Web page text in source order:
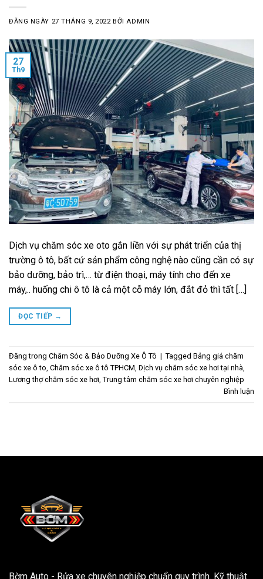
ĐĂNG NGÀY 27 THÁNG 9, 2022BỞIADMIN
27
Th9
Dịch vụ chăm sóc xe oto gắn liền với sự phát triển của thị
trường ô tô, bất cứ sản phẩm công nghệ nào cũng cần có sự
bảo dưỡng, bảo trì,… từ điện thoại, máy tính cho đến xe
máy,.. huống chi ô tô là cả một cỗ máy lớn, đắt đỏ thì tất […]
ĐỌC TIẾP →
Đăng trong Chăm Sóc & Bảo Dưỡng Xe Ô Tô | Tagged Bảng giá chăm
sóc xe ô to Chăm sóc xe ô tô TPHCM Dịch vụ chăm sóc xe hơi tại nhà
Lương thợ chăm sóc xe hơi Trung tâm chăm sóc xe hơi chuyên nghiệp
Bình luận
Bờm Auto - Rửa xe chuyên nghiệp chuẩn quy trình. Kỹ thuật